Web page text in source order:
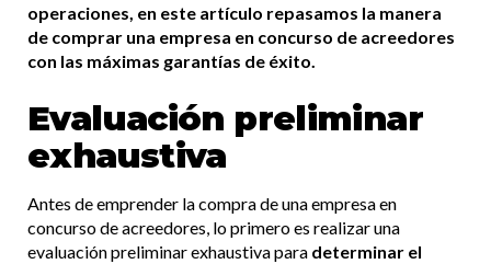
operaciones, en este artículo repasamos la manera
de comprar una empresa en concurso de acreedores
con las máximas garantías de éxito.
Evaluación preliminar
exhaustiva
Antes de emprender la compra de una empresa en
concurso de acreedores, lo primero es realizar una
evaluación preliminar exhaustiva para determinar el